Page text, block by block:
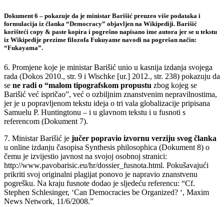
Dokument 6 – pokazuje da je ministar Barišić preuzeo više podataka i
formulacija iz članka “Democracy” objavljen na Wikipediji. Barišić
korišteći copy & paste kopira i pogrešno napisano ime autora jer se u tekstu
iz Wikipedije prezime filozofa Fukuyame navodi na pogrešan način:
“Fukayama”.
6. Promjene koje je ministar Barišić unio u kasnija izdanja svojega
rada (Dokos 2010., str. 9 i Wischke [ur.] 2012., str. 238) pokazuju da
se ne radi o “malom tipografskom propustu zbog kojeg se
Barišić već ispričao”, već o ozbiljnim znanstvenim nepravilnostima,
jer je u popravljenom tekstu ideja o tri vala globalizacije pripisana
Samuelu P. Huntingtonu – i u glavnom tekstu i u fusnoti s
referencom (Dokument 7).
7. Ministar Barišić je jučer popravio izvornu verziju svog članka
u online izdanju časopisa Synthesis philosophica (Dokument 8) o
čemu je izvijestio javnost na svojoj osobnoj stranici:
http://www.pavobarisic.eu/hr/dossier_fusnota.html. Pokušavajući
prikriti svoj originalni plagijat ponovo je napravio znanstvenu
pogrešku. Na kraju fusnote dodao je sljedeću referencu: “Cf.
Stephen Schlesinger, ‘Can Democracies be Organized? ‘, Maxim
News Network, 11/6/2008.”